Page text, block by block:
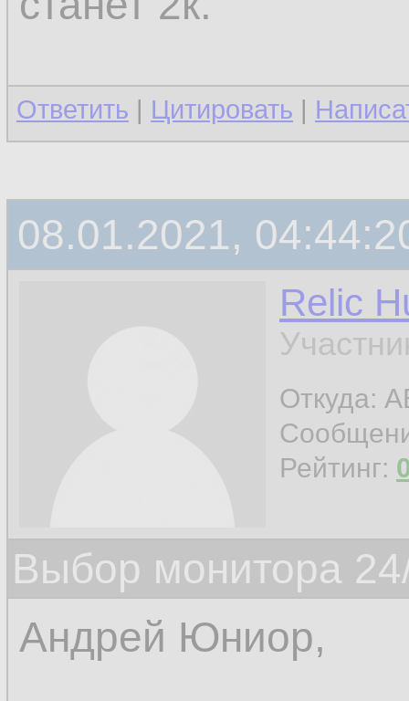
Ответить | Цитировать |
08.01.2021,
Relic
Откуда:
Рейтинг:
Выбор монитора
Андрей Юниор,